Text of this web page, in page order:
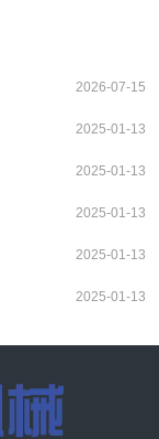
2026-07-15
2025-01-13
2025-01-13
2025-01-13
2025-01-13
2025-01-13